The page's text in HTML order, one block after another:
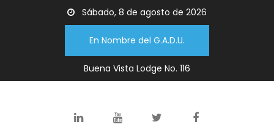
Sábado, 8 de agosto de 2026
En Nombre del G.A.D.U.
Buena Vista Lodge No. 116